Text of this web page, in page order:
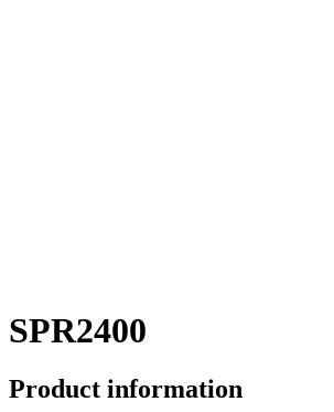
SPR2400
Product information